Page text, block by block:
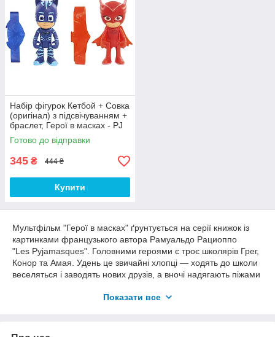
Набір фігурок Кетбой + Совка
(оригінал) з підсвічуванням +
браслет, Герої в масках - PJ
Masks, Just Play
Готово до відправки
345 ₴ 444 ₴
Купити
Мультфільм "Герої в масках" ґрунтується на серії книжок із
картинками французького автора Рамуальдо Рациоппо
"Les Pyjamasques". Головними героями є троє школярів Грег,
Конор та Амая. Удень це звичайні хлопці — ходять до школи
веселяться і заводять нових друзів, а вночі надягають піжами
дуже швидкий і проворений, Амая в Алетт — зі здатністю
Герої в масках поспішає допомогти!
Показати все